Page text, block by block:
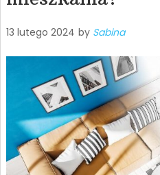
13 lutego 2024 by Sabina